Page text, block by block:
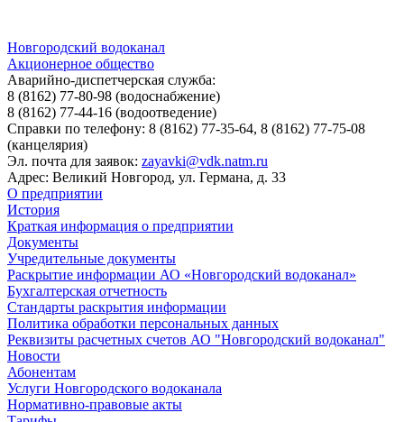
Новгородский водоканал
Акционерное общество
Аварийно-диспетчерская служба:
8 (8162) 77-80-98 (водоснабжение)
8 (8162) 77-44-16 (водоотведение)
Справки по телефону: 8 (8162) 77-35-64, 8 (8162) 77-75-08
(канцелярия)
Эл. почта для заявок: zayavki@vdk.natm.ru
Адрес: Великий Новгород, ул. Германа, д. 33
О предприятии
История
Краткая информация о предприятии
Документы
Учредительные документы
Раскрытие информации АО «Новгородский водоканал»
Бухгалтерская отчетность
Стандарты раскрытия информации
Политика обработки персональных данных
Реквизиты расчетных счетов АО "Новгородский водоканал"
Новости
Абонентам
Услуги Новгородского водоканала
Нормативно-правовые акты